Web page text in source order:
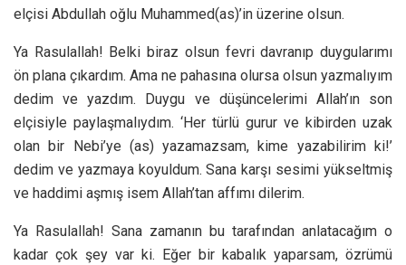
elçisi Abdullah oğlu Muhammed(as)’in üzerine olsun.
Ya Rasulallah! Belki biraz olsun fevri davranıp duygularımı
ön plana çıkardım. Ama ne pahasına olursa olsun yazmalıyım
dedim ve yazdım. Duygu ve düşüncelerimi Allah’ın son
elçisiyle paylaşmalıydım. ‘Her türlü gurur ve kibirden uzak
olan bir Nebi’ye (as) yazamazsam, kime yazabilirim ki!’
dedim ve yazmaya koyuldum. Sana karşı sesimi yükseltmiş
ve haddimi aşmış isem Allah’tan affımı dilerim.
Ya Rasulallah! Sana zamanın bu tarafından anlatacağım o
kadar çok şey var ki. Eğer bir kabalık yaparsam, özrümü